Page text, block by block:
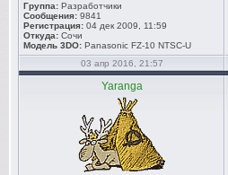
Группа: Разработчики
Сообщения: 9841
Регистрация: 04 дек 2009, 11:59
Откуда: Сочи
Модель 3DO: Panasonic FZ-10 NTSC-U
03 апр 2016, 21:57
Yaranga